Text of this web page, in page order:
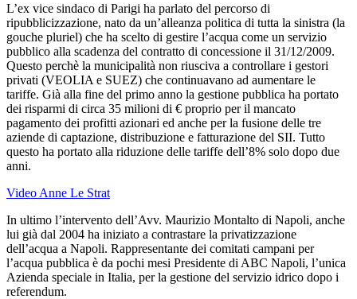
L’ex vice sindaco di Parigi ha parlato del percorso di
ripubblicizzazione, nato da un’alleanza politica di tutta la sinistra (la
gouche pluriel) che ha scelto di gestire l’acqua come un servizio
pubblico alla scadenza del contratto di concessione il 31/12/2009.
Questo perchè la municipalità non riusciva a controllare i gestori
privati (VEOLIA e SUEZ) che continuavano ad aumentare le
tariffe. Già alla fine del primo anno la gestione pubblica ha portato
dei risparmi di circa 35 milioni di € proprio per il mancato
pagamento dei profitti azionari ed anche per la fusione delle tre
aziende di captazione, distribuzione e fatturazione del SII. Tutto
questo ha portato alla riduzione delle tariffe dell’8% solo dopo due
anni.
Video Anne Le Strat
In ultimo l’intervento dell’Avv. Maurizio Montalto di Napoli, anche
lui già dal 2004 ha iniziato a contrastare la privatizzazione
dell’acqua a Napoli. Rappresentante dei comitati campani per
l’acqua pubblica è da pochi mesi Presidente di ABC Napoli, l’unica
Azienda speciale in Italia, per la gestione del servizio idrico dopo i
referendum.